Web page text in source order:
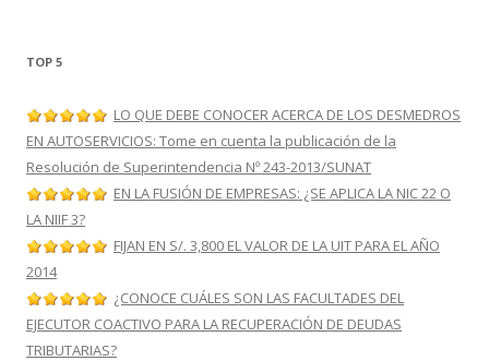
TOP 5
LO QUE DEBE CONOCER ACERCA DE LOS DESMEDROS
EN AUTOSERVICIOS: Tome en cuenta la publicación de la
Resolución de Superintendencia Nº 243-2013/SUNAT
EN LA FUSIÓN DE EMPRESAS: ¿SE APLICA LA NIC 22 O
LA NIIF 3?
FIJAN EN S/. 3,800 EL VALOR DE LA UIT PARA EL AÑO
2014
¿CONOCE CUÁLES SON LAS FACULTADES DEL
EJECUTOR COACTIVO PARA LA RECUPERACIÓN DE DEUDAS
TRIBUTARIAS?